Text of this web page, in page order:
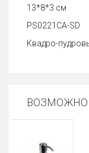
13*8*3 см
PS0221CA-SD
Квадро-
ВОЗМОЖНО